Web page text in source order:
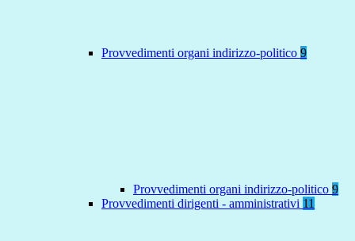
Provvedimenti organi indirizzo-politico 9
Provvedimenti organi indirizzo-politico 9
Provvedimenti dirigenti - amministrativi 11